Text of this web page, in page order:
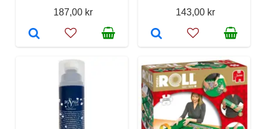
187,00 kr
143,00 kr